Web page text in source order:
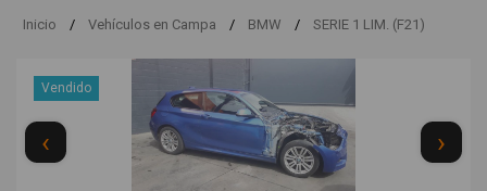
Inicio / Vehículos en Campa / BMW / SERIE 1 LIM. (F21)
Vendido
‹ ›